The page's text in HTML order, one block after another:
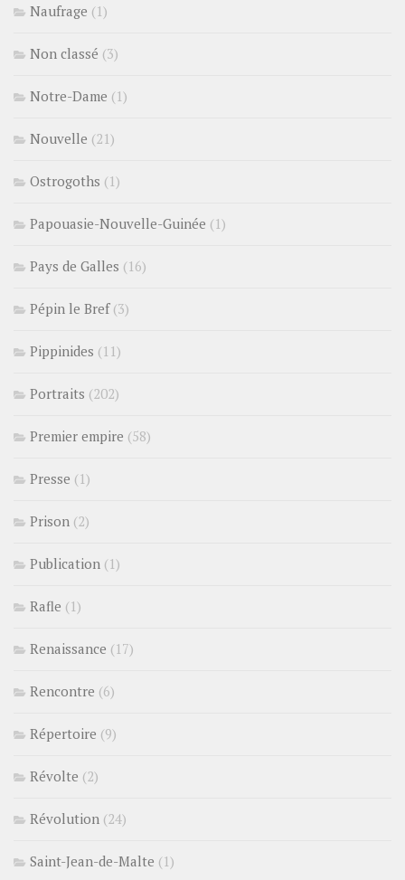
Naufrage (1)
Non classé (3)
Notre-Dame (1)
Nouvelle (21)
Ostrogoths (1)
Papouasie-Nouvelle-Guinée (1)
Pays de Galles (16)
Pépin le Bref(3)
Pippinides (11)
Portraits (202)
Premier empire (58)
Presse (1)
Prison (2)
Publication (1)
Rafle (1)
Renaissance (17)
Rencontre (6)
Répertoire (9)
Révolte (2)
Révolution (24)
Saint-Jean-de-Malte (1)